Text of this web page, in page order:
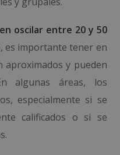
oscilar entre 20 y 50
es importante tener en
aproximados y pueden
algunas áreas, los
especialmente si se
calificados o si se